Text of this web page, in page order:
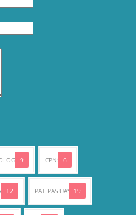
9 CPNS 6
12 PAT PAS UAS 19